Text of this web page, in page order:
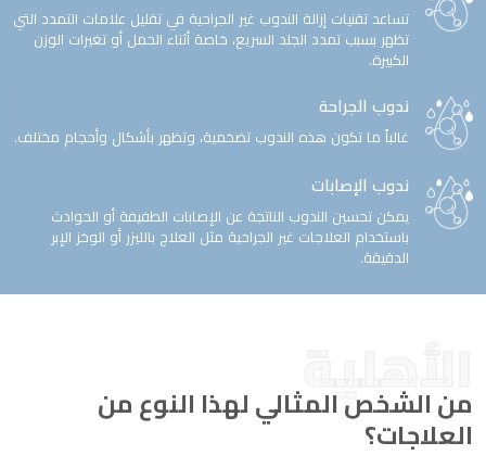
تساعد تقنيات إزالة الندوب غير الجراحية في تقليل علامات التمدد التي
تظهر بسبب تمدد الجلد السريع، خاصة أثناء الحمل أو تغيرات الوزن
الكبيرة.
ندوب الجراحة
غالباً ما تكون هذه الندوب تضخمية، وتظهر بأشكال وأحجام مختلف.
ندوب الإصابات
يمكن تحسين الندوب الناتجة عن الإصابات الطفيفة أو الحوادث
باستخدام العلاجات غير الجراحية مثل العلاج بالليزر أو الوخز الإبر
الدقيقة.
من الشخص المثالي لهذا النوع من
العلاجات؟